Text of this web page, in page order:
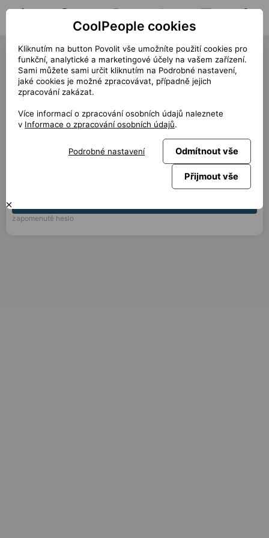
Hledat pozici Moje pozice Notifikace
Přihlásit ČeskySlovenskyEnglishDeutschPolski
Nemáte svůj účet? Vytvořte jej, je to hned.
E-mail
zapomenuté heslo
CoolPeople cookies
Kliknutím na button Povolit vše umožníte použití cookies pro
funkční, analytické a marketingové účely na vašem zařízení.
Sami můžete sami určit kliknutím na Podrobné nastavení,
jaké cookies je možné zpracovávat, případně jejich
zpracování zakázat.
Více informací o zpracování osobních údajů naleznete
v Informace o zpracování osobních údajů.
Podrobné nastavení Odmítnout vše
Přijmout vše